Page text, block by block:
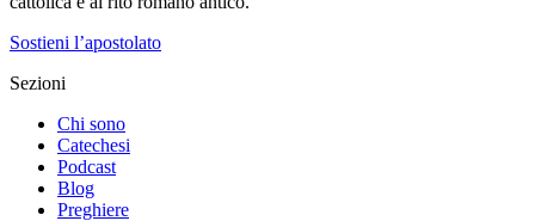
Sostieni l’apostolato
Sezioni
Chi sono
Catechesi
Podcast
Blog
Preghiere